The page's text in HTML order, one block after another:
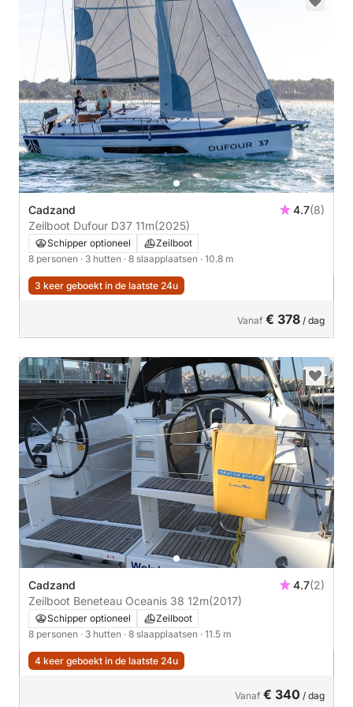
Cadzand 4.7(8)
Zeilboot Dufour D37 11m(2025)
Schipper optioneel
Zeilboot
8 personen · 3 hutten · 8 slaapplaatsen · 10.8 m
3 keer geboekt in de laatste 24u
Vanaf € 378 / dag
Cadzand 4.7(2)
Zeilboot Beneteau Oceanis 38 12m(2017)
Schipper optioneel
Zeilboot
8 personen · 3 hutten · 8 slaapplaatsen · 11.5 m
4 keer geboekt in de laatste 24u
Vanaf € 340 / dag